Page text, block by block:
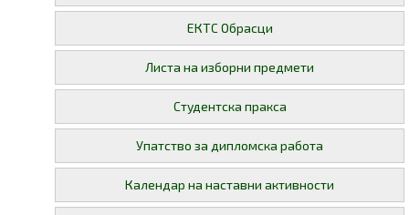
ЕКТС Обрасци
Листа на изборни предмети
Студентска пракса
Упатство за дипломска работа
Календар на наставни активности